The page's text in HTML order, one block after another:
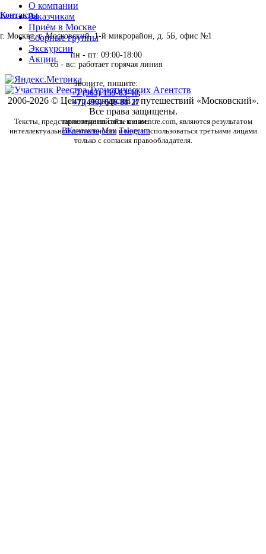
Контакты
г. Москва, г. Московский, 1-й микрорайон, д. 5Б, офис №1
пн - пт: 09:00-18:00
сб - вс: работает горячая линия
звоните, пишите:
+7 (965) 159-83-40,
+7 (495) 646-88-27
присоединяйтесь к нам:
ВКонтакте Max Telegram
О компании
Заказчикам
Приём в Москве
Сборные группы
Экскурсии
Акции
2006-2026 © Центр экскурсий и путешествий «Московский».
Все права защищены.
Тексты, представленные на сайте moscentre.com, являются результатом
интеллектуальной деятельности и могут использоваться третьими лицами
только с согласия правообладателя.